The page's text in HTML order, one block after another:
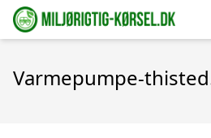
Varmepumpe-